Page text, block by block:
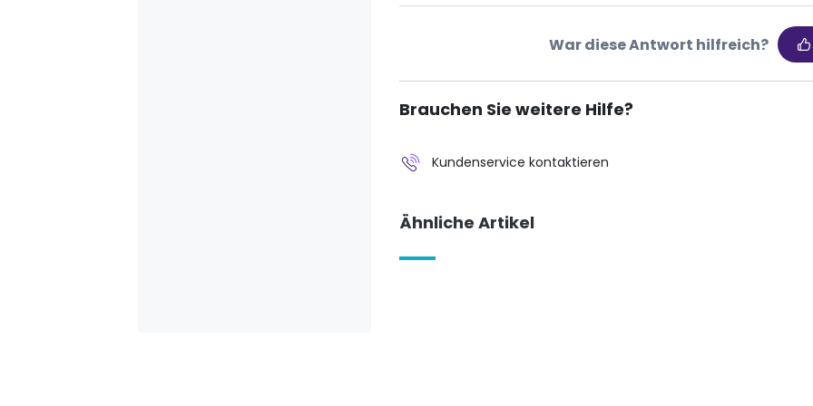
War diese Antwort hilfreich?
Brauchen Sie weitere Hilfe?
Kundenservice kontaktieren
Ähnliche Artikel